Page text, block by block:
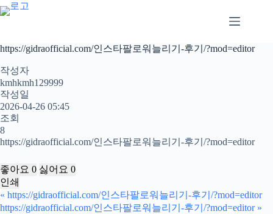
본
문
로
너
뛰
기
https://gidraofficial.com/인스타팔로워늘리기-후기/?mod=editor
작성자
kmhkmh129999
작성일
2026-04-26 05:45
조회
8
https://gidraofficial.com/인스타팔로워늘리기-후기/?mod=editor
좋아요 0 싫어요 0
인쇄
« https://gidraofficial.com/인스타팔로워늘리기-후기/?mod=editor
https://gidraofficial.com/인스타팔로워늘리기-후기/?mod=editor »